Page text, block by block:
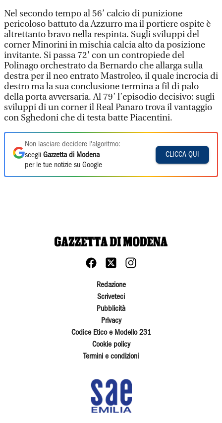
Nel secondo tempo al 56’ calcio di punizione
pericoloso battuto da Azzurro ma il portiere ospite è
altrettanto bravo nella respinta. Sugli sviluppi del
corner Minorini in mischia calcia alto da posizione
invitante. Si passa 72' con un contropiede del
Polinago orchestrato da Bernardo che allarga sulla
destra per il neo entrato Mastroleo, il quale incrocia di
destro ma la sua conclusione termina a fil di palo
della porta avversaria. Al 79’ l’episodio decisivo: sugli
sviluppi di un corner il Real Panaro trova il vantaggio
con Sghedoni che di testa batte Piacentini.
Non lasciare decidere l'algoritmo:
scegli Gazzetta di Modena
per le tue notizie su Google
CLICCA QUI
Redazione
Scriveteci
Pubblicità
Privacy
Codice Etico e Modello 231
Cookie policy
Termini e condizioni